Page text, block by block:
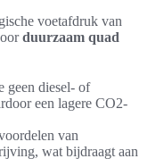
voetafdruk van
duurzaam quad
geen diesel- of
een lagere CO2-
van
wat bijdraagt aan